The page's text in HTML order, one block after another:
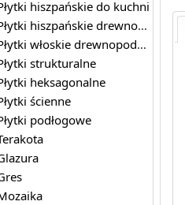
hiszpańskie do kuchni
Płytki hiszpańskie drewnopodobne
Płytki włoskie drewnopodobne
strukturalne
heksagonalne
ścienne
podłogowe